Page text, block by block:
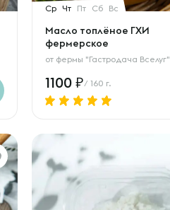
Ср Чт Пт Сб Вс
Масло топлёное ГХИ
фермерское
от фермы "Гастродача Вселуг"
1100 / 160 г.